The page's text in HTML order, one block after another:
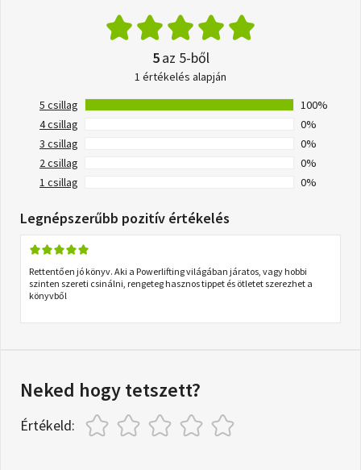
5az 5-ből
1 értékelés alapján
5 csillag
100%
4 csillag
0%
3 csillag
0%
2 csillag
0%
1 csillag
0%
Legnépszerűbb pozitív értékelés
Rettentően jó könyv. Aki a Powerlifting világában járatos, vagy hobbi
szinten szereti csinálni, rengeteg hasznos tippet és ötletet szerezhet a
könyvből
Neked hogy tetszett?
Értékeld: